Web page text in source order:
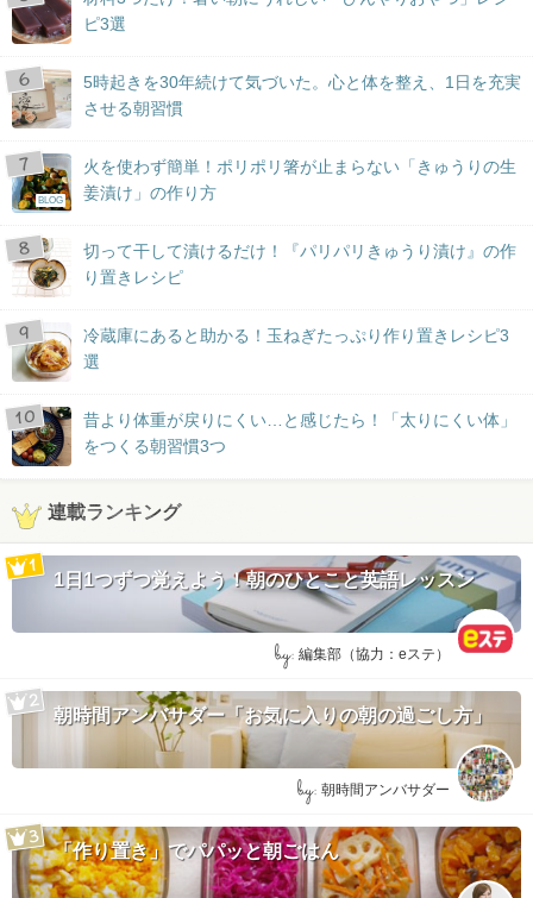
ピ3選
5時起きを30年続けて気づいた。心と体を整え、1日を充実
させる朝習慣
BLOG
火を使わず簡単！ポリポリ箸が止まらない「きゅうりの生
姜漬け」の作り方
切って干して漬けるだけ！『パリパリきゅうり漬け』の作
り置きレシピ
冷蔵庫にあると助かる！玉ねぎたっぷり作り置きレシピ3
選
昔より体重が戻りにくい…と感じたら！「太りにくい体」
をつくる朝習慣3つ
連載ランキング
1日1つずつ覚えよう！朝のひとこと英語レッスン
by: 編集部（協力：eステ）
朝時間アンバサダー「お気に入りの朝の過ごし方」
by: 朝時間アンバサダー
「作り置き」でパパッと朝ごはん